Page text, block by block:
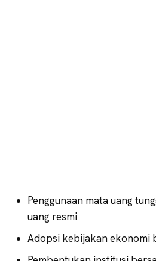
Penggunaan mata uang
uang resmi
Adopsi kebijakan ekonomi